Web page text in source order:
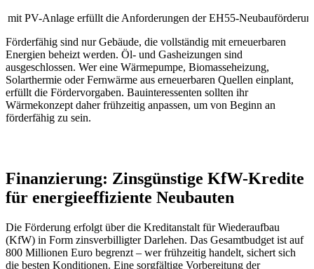
mit PV-Anlage erfüllt die Anforderungen der EH55-
Förderfähig sind nur Gebäude, die vollständig mit erneuerbaren
Energien beheizt werden. Öl- und Gasheizungen sind
ausgeschlossen. Wer eine Wärmepumpe, Biomasseheizung,
Solarthermie oder Fernwärme aus erneuerbaren Quellen einplant,
erfüllt die Fördervorgaben. Bauinteressenten sollten ihr
Wärmekonzept daher frühzeitig anpassen, um von Beginn an
förderfähig zu sein.
Finanzierung: Zinsgünstige KfW-Kredite
für energieeffiziente Neubauten
Die Förderung erfolgt über die Kreditanstalt für Wiederaufbau
(KfW) in Form zinsverbilligter Darlehen. Das Gesamtbudget ist auf
800 Millionen Euro begrenzt – wer frühzeitig handelt, sichert sich
die besten Konditionen. Eine sorgfältige Vorbereitung der